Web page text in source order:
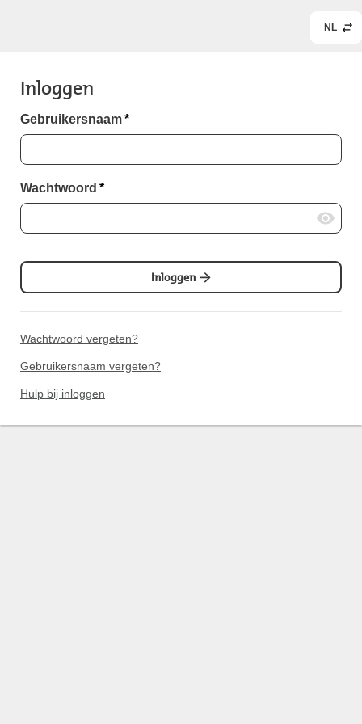
NL
Inloggen
Gebruikersnaam*
Wachtwoord *
Inloggen
Wachtwoord vergeten?
Gebruikersnaam vergeten?
Hulp bij inloggen